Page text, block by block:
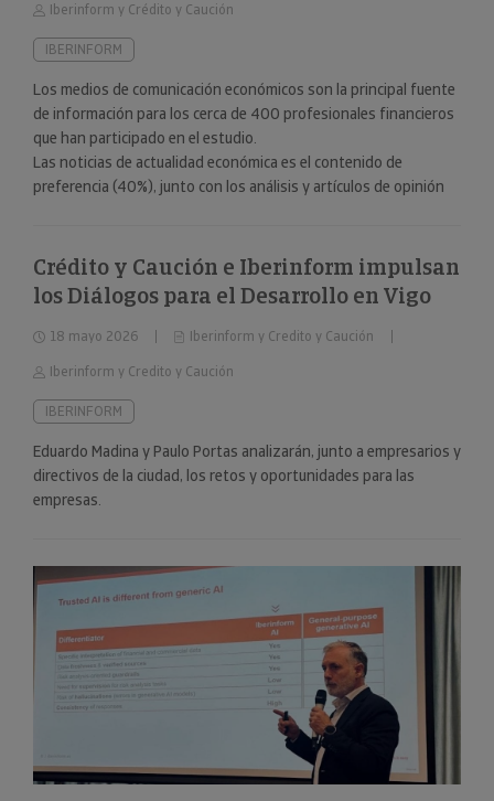
Iberinform y Crédito y Caución
IBERINFORM
Los medios de comunicación económicos son la principal fuente
de información para los cerca de 400 profesionales financieros
que han participado en el estudio.
Las noticias de actualidad económica es el contenido de
preferencia (40%), junto con los análisis y artículos de opinión
Crédito y Caución e Iberinform impulsan
los Diálogos para el Desarrollo en Vigo
18 mayo 2026
Iberinform y Credito y Caución
Iberinform y Credito y Caución
IBERINFORM
Eduardo Madina y Paulo Portas analizarán, junto a empresarios y
directivos de la ciudad, los retos y oportunidades para las
empresas.